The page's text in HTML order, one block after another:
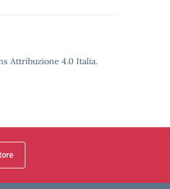
Attribuzione 4.0 Italia.